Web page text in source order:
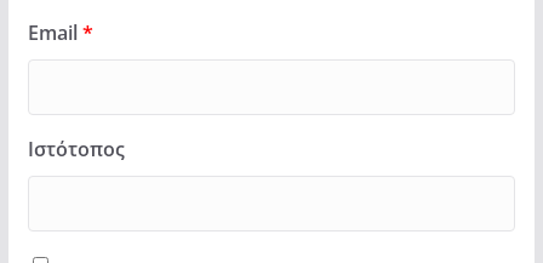
Email*
Ιστότοπος